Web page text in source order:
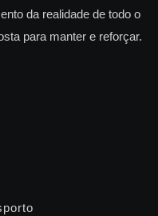
da realidade de todo o
para manter e reforçar.